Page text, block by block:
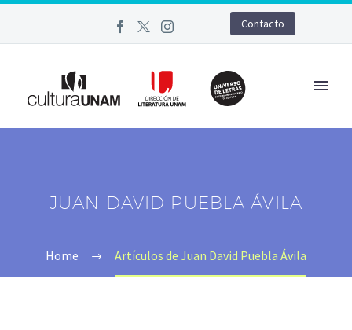
Contacto
JUAN DAVID PUEBLA ÁVILA
Home Artículos de Juan David Puebla Ávila